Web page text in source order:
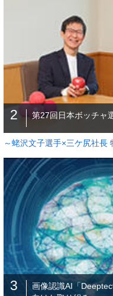
2 第27回日本ボッチャ
～蛯沢文子選手×三ケ尻社長
3
画像認識AI「